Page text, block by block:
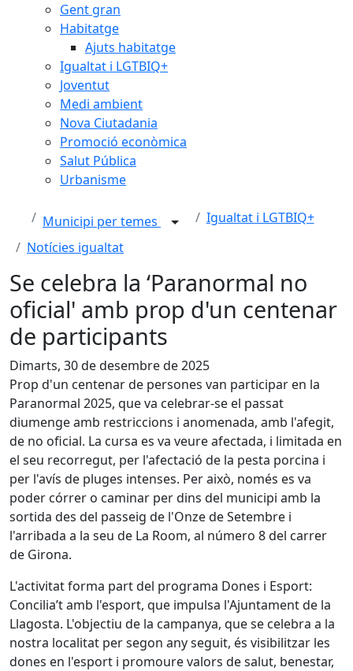
Gent gran
Habitatge
Ajuts habitatge
Igualtat i LGTBIQ+
Joventut
Medi ambient
Nova Ciutadania
Promoció econòmica
Salut Pública
Urbanisme
Municipi per temes
Igualtat i LGTBIQ+
Notícies igualtat
Se celebra la ‘Paranormal no
oficial' amb prop d'un centenar
de participants
Dimarts, 30 de desembre de 2025
Prop d'un centenar de persones van participar en la
Paranormal 2025, que va celebrar-se el passat
diumenge amb restriccions i anomenada, amb l'afegit,
de no oficial. La cursa es va veure afectada, i limitada en
el seu recorregut, per l'afectació de la pesta porcina i
per l'avís de pluges intenses. Per això, només es va
poder córrer o caminar per dins del municipi amb la
sortida des del passeig de l'Onze de Setembre i
l'arribada a la seu de La Room, al número 8 del carrer
de Girona.
L'activitat forma part del programa Dones i Esport:
Concilia’t amb l'esport, que impulsa l'Ajuntament de la
Llagosta. L'objectiu de la campanya, que se celebra a la
nostra localitat per segon any seguit, és visibilitzar les
dones en l'esport i promoure valors de salut, benestar,